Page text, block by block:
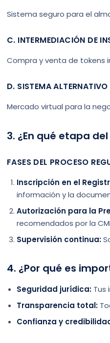
Sistema seguro para el
C. INTERMEDIACIÓN DE
Compra y venta de tokens
D. SISTEMA
Mercado virtual para la
3. ¿En qué etapa
FASES DEL PROCESO
Inscripción en el
información y la
Autorización para la
recomendados por la
Supervisión continua:
4. ¿Por qué es
Seguridad jurídica: Tus
Transparencia total:
Confianza y